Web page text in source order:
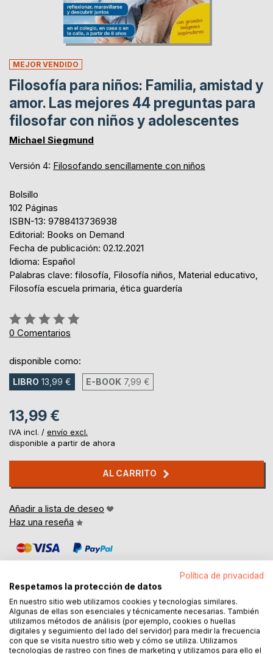
MEJOR VENDIDO
Filosofía para niños: Familia, amistad y
amor. Las mejores 44 preguntas para
filosofar con niños y adolescentes
Michael Siegmund
Versión 4: Filosofando sencillamente con niños
Bolsillo
102 Páginas
ISBN-13: 9788413736938
Editorial: Books on Demand
Fecha de publicación: 02.12.2021
Idioma: Español
Palabras clave: filosofía, Filosofía niños, Material educativo,
Filosofía escuela primaria, ética guardería
Rating:
0%
0 Comentarios
disponible como:
LIBRO 13,99 € E-BOOK 7,99 €
13,99 €
IVA incl. / envío excl.
disponible a partir de ahora
AL CARRITO
Añadir a lista de deseo
Haz una reseña
DESCRIPCIÓN
¡Filosofando sencillamente con niños!
Política de privacidad
Respetamos la protección de datos
En nuestro sitio web utilizamos cookies y tecnologías similares.
Algunas de ellas son esenciales y técnicamente necesarias. También
utilizamos métodos de análisis (por ejemplo, cookies o huellas
digitales y seguimiento del lado del servidor) para medir la frecuencia
con que se visita nuestro sitio web y cómo se utiliza. Utilizamos
tecnologías de rastreo con fines de marketing y utilizamos para ello el